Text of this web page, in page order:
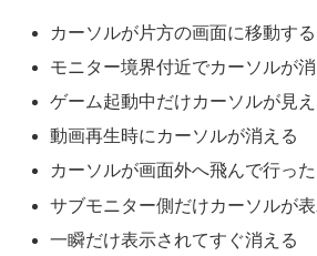
カーソルが片方の画面に移動す
モニター境界付近でカーソルが
ゲーム起動中だけカーソルが見
動画再生時にカーソルが消える
カーソルが画面外へ飛んで行っ
サブモニター側だけカーソルが
一瞬だけ表示されてすぐ消える